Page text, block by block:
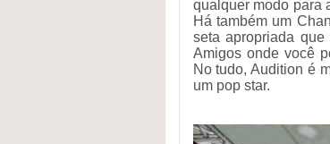
qualquer modo para
Há também um
seta apropriada
Amigos onde você
No tudo, Audition é
um pop star.